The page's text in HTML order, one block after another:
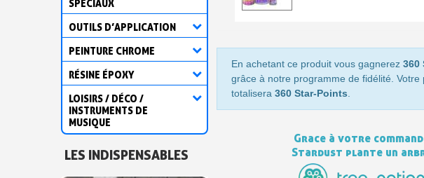
SPÉCIAUX
OUTILS D’APPLICATION
PEINTURE CHROME
RÉSINE ÉPOXY
LOISIRS / DÉCO /
INSTRUMENTS DE
MUSIQUE
LES INDISPENSABLES
En achetant ce produit vous gagnerez 360
grâce à notre programme de fidélité. Votre
totalisera 360 Star-Points.
Grace à votre
Stardust plante un